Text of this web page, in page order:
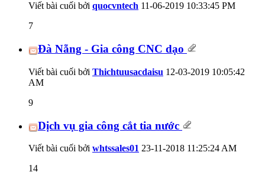
Viết bài cuối bởi quocvntech 11-06-2019 10:33:45 PM
7
Đà Nẵng - Gia công CNC dạo
Viết bài cuối bởi Thichtuusacdaisu 12-03-2019 10:05:42
AM
9
Dịch vụ gia công cắt tia nước
Viết bài cuối bởi whtssales01 23-11-2018 11:25:24 AM
14